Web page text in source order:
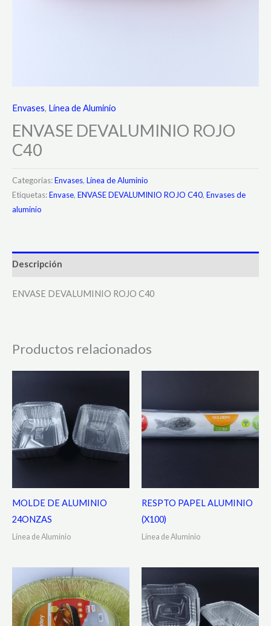
Envases, Línea de Aluminio
ENVASE DEVALUMINIO ROJO
C40
Categorías:Envases, Línea de Aluminio
Etiquetas:Envase, ENVASE DEVALUMINIO ROJO C40, Envases de
aluminio
Descripción
ENVASE DEVALUMINIO ROJO C40
Productos relacionados
MOLDE DE ALUMINIO
24ONZAS
Línea de Aluminio
RESPTO PAPEL ALUMINIO
(X100)
Línea de Aluminio